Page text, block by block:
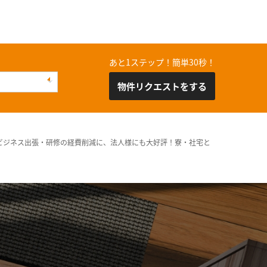
あと1ステップ！簡単30秒！
物件リクエストをする
ネス出張・研修の経費削減に、法人様にも大好評！寮・社宅と